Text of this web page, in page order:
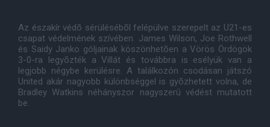
Az északír védõ sérülésébõl felépülve szerepelt az U21-es
csapat védelmének szívében. James Wilson, Joe Rothwell
és Saidy Janko góljainak köszönhetõen a Vörös Ördögök
3-0-ra legyõzték a Villát és továbbra is esélyük van a
legjobb négybe kerülésre. A találkozón csodásan játszó
United akár nagyobb különbséggel is gyõzhetett volna, de
Bradley Watkins néhányszor nagyszerû védést mutatott
be.